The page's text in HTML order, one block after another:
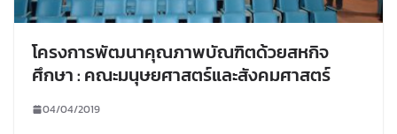
โครงการพัฒนาคุณภาพบัณฑิตด้วยสหกิจ
ศึกษา : คณะมนุษยศาสตร์และสังคมศาสตร์
04/04/2019